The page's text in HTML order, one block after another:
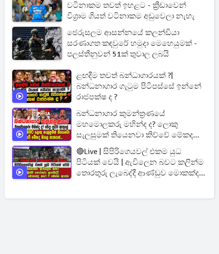
වටිනාකම තවත් ඉහළට - ක්‍රීඩාවෙන්
විශ්‍රාම ගියත් වටිනාකම අඩුවෙලා නැහැ
ජෙරුසලම ආසන්නයේ කලන්ඩියා
සරණාගත කඳවුරේ හමුදා මෙහෙයුමක් -
පලස්තීනුවන් 51ක් තුවාල ලබයි
ළඟදීම තවත් බන්ධාගාරයක් ?|
බන්ධනාගාර ගැටුම පිටිපස්සේ ඉන්නේ
රාජපක්ෂ ද ?
බන්ධනාගාර කුමන්ත්‍රණයේ
මහමොලකරු මහින්ද ද? ලොකු
සැලසුමක් තියෙනවා කිව්වේ මේකද
කියල සැකයක්...
🔴Live | සිපිරිගෙයවල් එකම යුධ
පිටියක් වෙයි | ඇවිලෙන බවට කලින්ම
තොරතුරු ලැබෙද්දී ආණ්ඩුව මොකක්ද